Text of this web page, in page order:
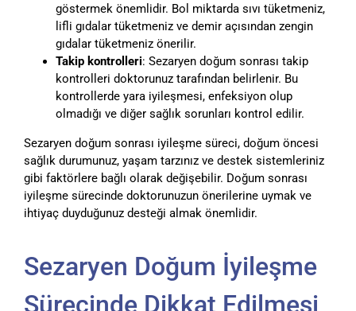
göstermek önemlidir. Bol miktarda sıvı tüketmeniz,
lifli gıdalar tüketmeniz ve demir açısından zengin
gıdalar tüketmeniz önerilir.
Takip kontrolleri: Sezaryen doğum sonrası takip
kontrolleri doktorunuz tarafından belirlenir. Bu
kontrollerde yara iyileşmesi, enfeksiyon olup
olmadığı ve diğer sağlık sorunları kontrol edilir.
Sezaryen doğum sonrası iyileşme süreci, doğum öncesi
sağlık durumunuz, yaşam tarzınız ve destek sistemleriniz
gibi faktörlere bağlı olarak değişebilir. Doğum sonrası
iyileşme sürecinde doktorunuzun önerilerine uymak ve
ihtiyaç duyduğunuz desteği almak önemlidir.
Sezaryen Doğum İyileşme
Sürecinde Dikkat Edilmesi